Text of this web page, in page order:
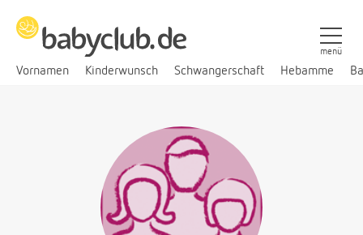
Vornamen Kinderwunsch Schwangerschaft Hebamme
menü